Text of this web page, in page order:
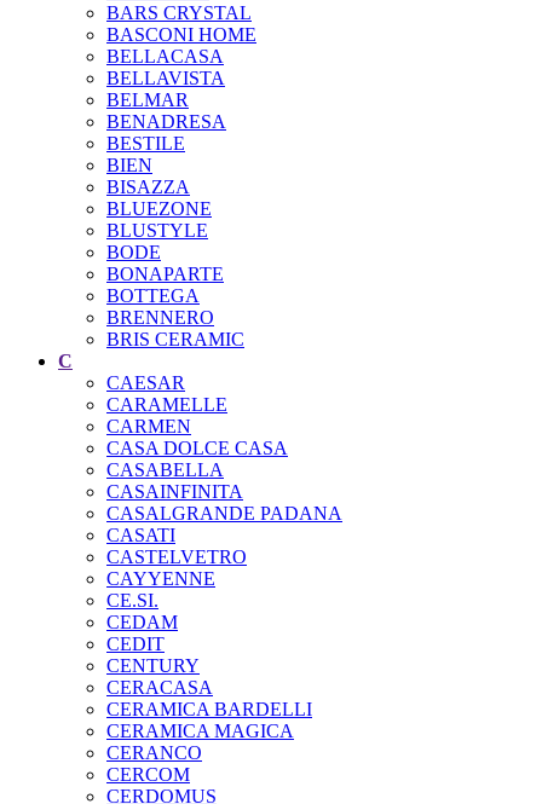
BARS CRYSTAL
BASCONI HOME
BELLACASA
BELLAVISTA
BELMAR
BENADRESA
BESTILE
BIEN
BISAZZA
BLUEZONE
BLUSTYLE
BODE
BONAPARTE
BOTTEGA
BRENNERO
BRIS CERAMIC
C
CAESAR
CARAMELLE
CARMEN
CASA DOLCE CASA
CASABELLA
CASAINFINITA
CASALGRANDE PADANA
CASATI
CASTELVETRO
CAYYENNE
CE.SI.
CEDAM
CEDIT
CENTURY
CERACASA
CERAMICA BARDELLI
CERAMICA MAGICA
CERANCO
CERCOM
CERDOMUS